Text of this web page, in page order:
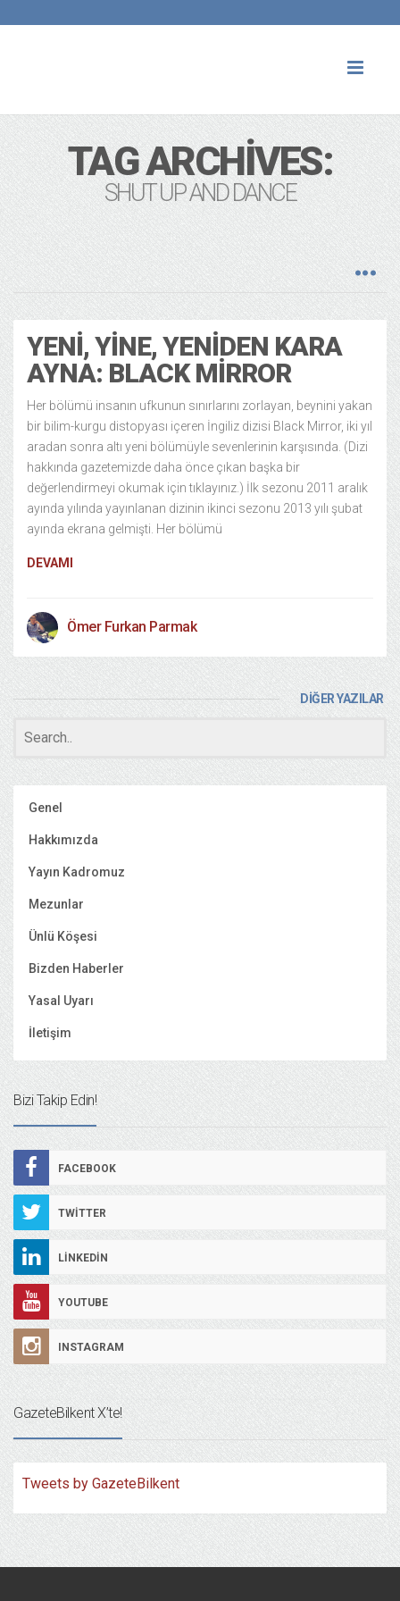
TAG ARCHIVES:
SHUT UP AND DANCE
YENI, YINE, YENIDEN KARA
AYNA: BLACK MIRROR
Her bölümü insanın ufkunun sınırlarını zorlayan, beynini yakan
bir bilim-kurgu distopyası içeren İngiliz dizisi Black Mirror, iki yıl
aradan sonra altı yeni bölümüyle sevenlerinin karşısında. (Dizi
hakkında gazetemizde daha önce çıkan başka bir
değerlendirmeyi okumak için tıklayınız.) İlk sezonu 2011 aralık
ayında yılında yayınlanan dizinin ikinci sezonu 2013 yılı şubat
ayında ekrana gelmişti. Her bölümü
DEVAMI
Ömer Furkan Parmak
DİĞER YAZILAR
Genel
Hakkımızda
Yayın Kadromuz
Mezunlar
Ünlü Köşesi
Bizden Haberler
Yasal Uyarı
İletişim
Bizi Takip Edin!
FACEBOOK
TWITTER
LINKEDIN
YOUTUBE
INSTAGRAM
GazeteBilkent X’te!
Tweets by GazeteBilkent